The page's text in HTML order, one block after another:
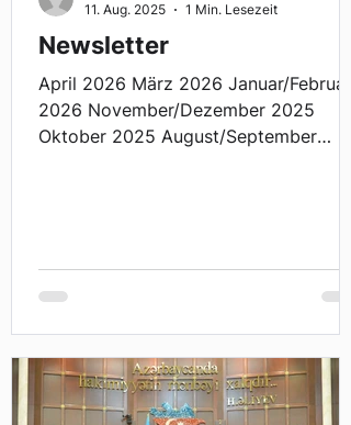
Newsletter
April 2026 März 2026 Januar/Februar
2026 November/Dezember 2025
Oktober 2025 August/September
2024 Mai und Juni 2024 April 2024
März 2024 Februar 2024 Dezember
Juli/August 2023 Juni 2023 Mai 2023
März/April 2023 Februar 2023 Januar
11. Aug. 2025
1 Min. Lesezeit